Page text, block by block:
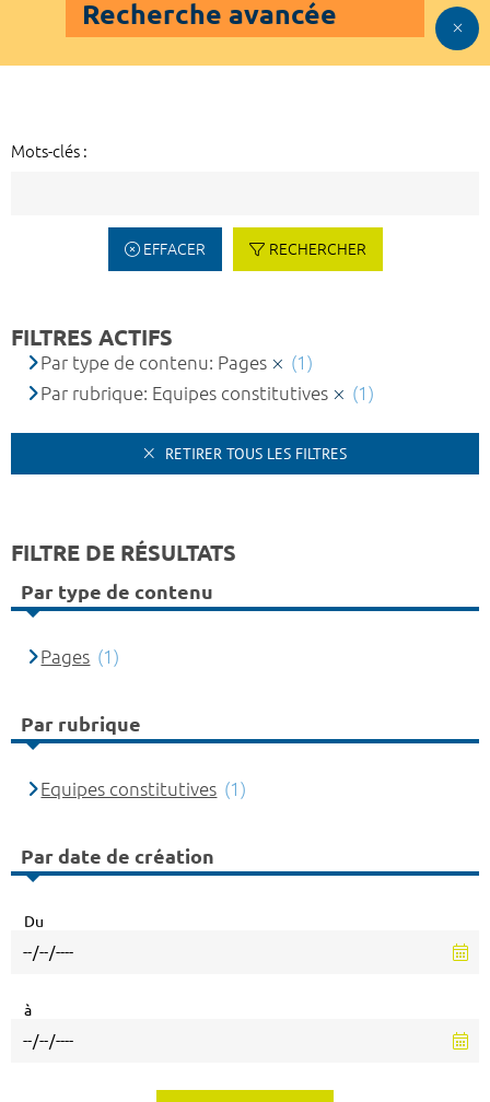
Recherche avancée
Mots-clés :
EFFACER RECHERCHER
FILTRES ACTIFS
Par type de contenu: Pages
(1)
Par rubrique: Equipes constitutives
(1)
RETIRER TOUS LES FILTRES
FILTRE DE RÉSULTATS
Par type de contenu
Pages (1)
Par rubrique
Equipes constitutives (1)
Par date de création
Du
à